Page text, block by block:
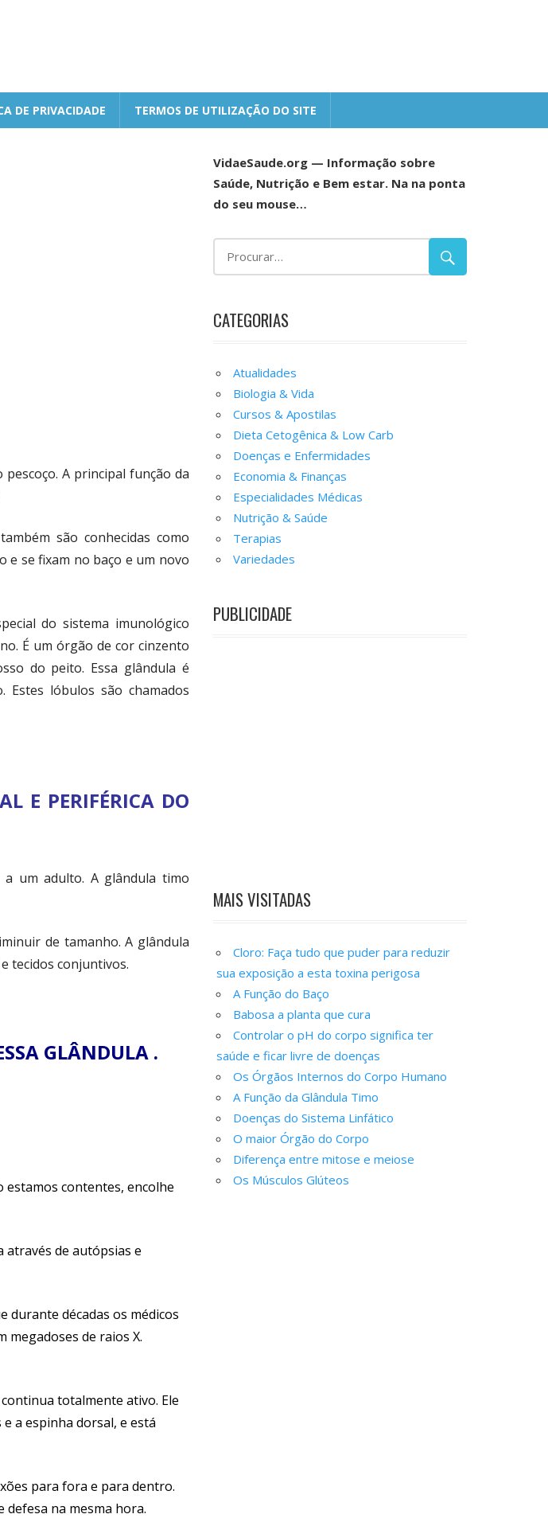
DE PRIVACIDADE TERMOS DE UTILIZAÇÃO DO SITE
A principal função da
são conhecidas como
e se fixam no baço e um novo
do sistema imunológico
É um órgão de cor cinzento
do peito. Essa glândula é
lóbulos são chamados
E PERIFÉRICA DO
a um adulto. A glândula timo
de tamanho. A glândula
tecidos conjuntivos.
GLÂNDULA .
estamos contentes, encolhe
através de autópsias e
durante décadas os médicos
de raios X.
totalmente ativo. Ele
a espinha dorsal, e está
para fora e para dentro.
na mesma hora.
VidaeSaude.org — Informação sobre
Saúde, Nutrição e Bem estar. Na na ponta
do seu mouse…
CATEGORIAS
Atualidades
Biologia & Vida
Cursos & Apostilas
Dieta Cetogênica & Low Carb
Doenças e Enfermidades
Economia & Finanças
Especialidades Médicas
Nutrição & Saúde
Terapias
Variedades
PUBLICIDADE
MAIS VISITADAS
Cloro: Faça tudo que puder para reduzir
sua exposição a esta toxina perigosa
A Função do Baço
Babosa a planta que cura
Controlar o pH do corpo significa ter
saúde e ficar livre de doenças
Os Órgãos Internos do Corpo Humano
A Função da Glândula Timo
Doenças do Sistema Linfático
O maior Órgão do Corpo
Diferença entre mitose e meiose
Os Músculos Glúteos